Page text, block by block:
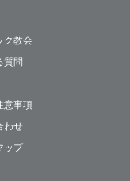
ク教会
質問
意事項
わせ
ップ